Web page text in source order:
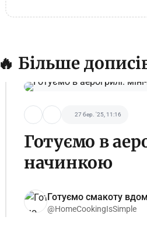
🔥 Більше
27 бер. '25, 11:16
Готуємо в
начинкою
Готуємо смакоту
@HomeCookingIsSimple